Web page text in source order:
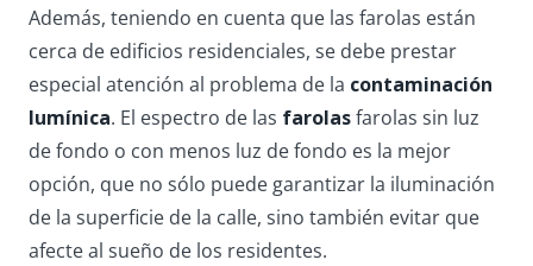
Además, teniendo en cuenta que las farolas están
cerca de edificios residenciales, se debe prestar
especial atención al problema de la contaminación
lumínica. El espectro de las farolasfarolas sin luz
de fondo o con menos luz de fondo es la mejor
opción, que no sólo puede garantizar la iluminación
de la superficie de la calle, sino también evitar que
afecte al sueño de los residentes.